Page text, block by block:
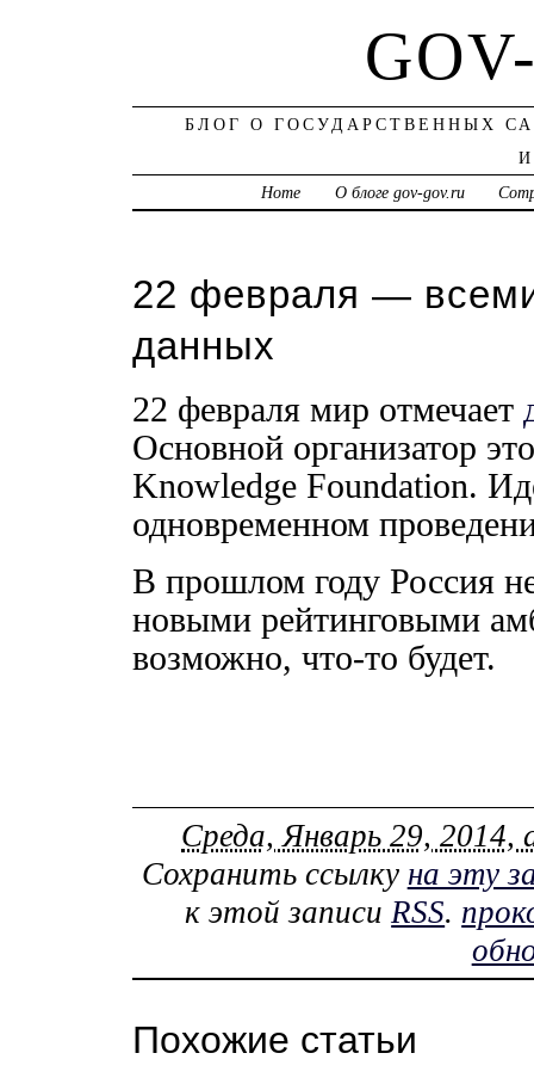
БЛОГ О ГОСУДАРСТВЕННЫХ
Home
О блоге gov-gov.ru
22 февраля —
данных
22 февраля мир отмечает
Основной организатор
Knowledge Foundation.
одновременном
В прошлом году Россия
новыми рейтинговыми
возможно, что-то будет.
Среда, Январь 29, 2014,
Сохранить ссылку на эту
к этой записи RSS.
Похожие статьи